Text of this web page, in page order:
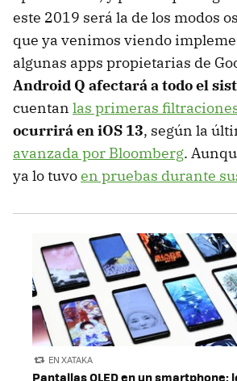
este 2019 será la de los modos
que ya venimos viendo
algunas apps propietarias de
Android Q afectará a todo el
cuentan las primeras
ocurrirá en iOS 13, según la
avanzada por Bloomberg.
ya lo tuvoen pruebas durante
EN XATAKA
Pantallas OLED en un smartphone: